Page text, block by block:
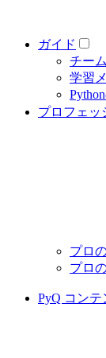
ガイド
チー
学習
プロフェッ
プロ
プロ
PyQ コン